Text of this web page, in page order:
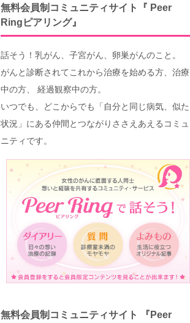
無料会員制コミュニティサイト『 Peer
Ringピアリング』
話そう！乳がん、子宮がん、卵巣がんのこと。
がんと診断されてこれから治療を始める方、治療
中の方、 経過観察中の方。
いつでも、どこからでも「自分と同じ病気、似た
状況」にある仲間とつながりささえあえるコミュ
ニティです。
無料会員制コミュニティサイト 『Peer